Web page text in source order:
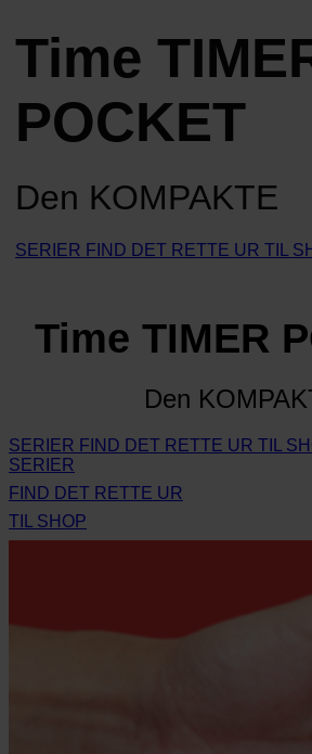
Time
POCKET
Den KOMPAKTE
SERIER FIND DET RETTE UR TIL
Time TIMER
Den
SERIER FIND DET RETTE UR TIL
SERIER
FIND DET RETTE UR
TIL SHOP